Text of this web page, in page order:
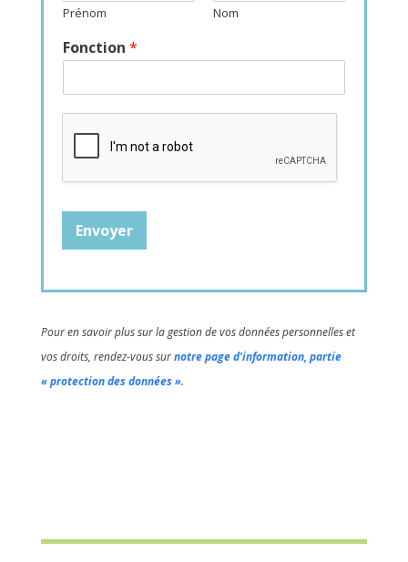
Prénom Nom
Fonction *
Envoyer
Pour en savoir plus sur la gestion de vos données personnelles et
vos droits, rendez-vous surnotre page d’information, partie
« protection des données ».